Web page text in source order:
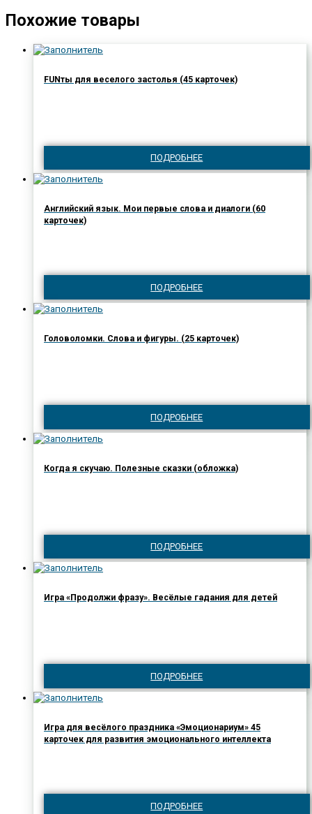
Похожие товары
FUNты для веселого застолья (45 карточек)
ПОДРОБНЕЕ
Английский язык. Мои первые слова и диалоги (60
карточек)
ПОДРОБНЕЕ
Головоломки. Слова и фигуры. (25 карточек)
ПОДРОБНЕЕ
Когда я скучаю. Полезные сказки (обложка)
ПОДРОБНЕЕ
Игра «Продолжи фразу». Весёлые гадания для детей
ПОДРОБНЕЕ
Игра для весёлого праздника «Эмоционариум» 45
карточек для развития эмоционального интеллекта
ПОДРОБНЕЕ